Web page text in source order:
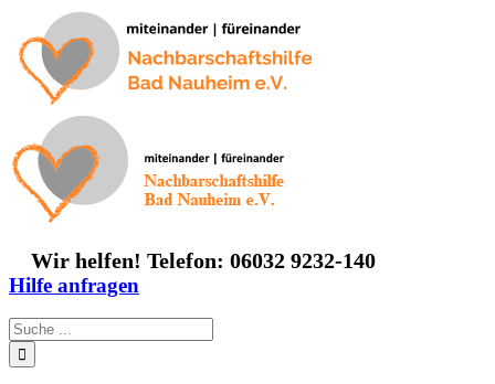
Inhalt
springen
Wir helfen! Telefon: 06032 9232-140
Hilfe anfragen
Suche
nach: